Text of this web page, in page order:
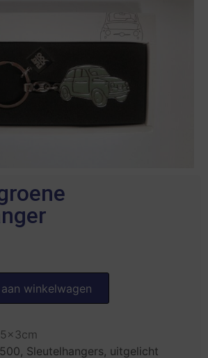
winkelwagen
, Sleutelhangers, uitgelicht